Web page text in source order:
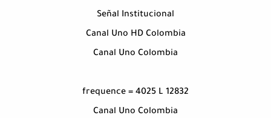
Señal Institucional
Canal Uno HD Colombia
Canal Uno Colombia
frequence = 4025 L 12832
Canal Uno Colombia